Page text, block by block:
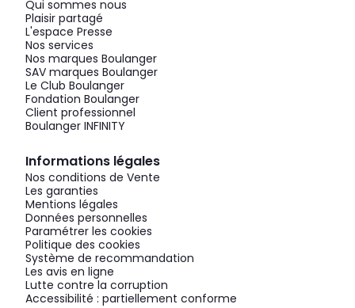
Qui sommes nous
Plaisir partagé
L'espace Presse
Nos services
Nos marques Boulanger
SAV marques Boulanger
Le Club Boulanger
Fondation Boulanger
Client professionnel
Boulanger INFINITY
Informations légales
Nos conditions de Vente
Les garanties
Mentions légales
Données personnelles
Paramétrer les cookies
Politique des cookies
Système de recommandation
Les avis en ligne
Lutte contre la corruption
Accessibilité : partiellement conforme